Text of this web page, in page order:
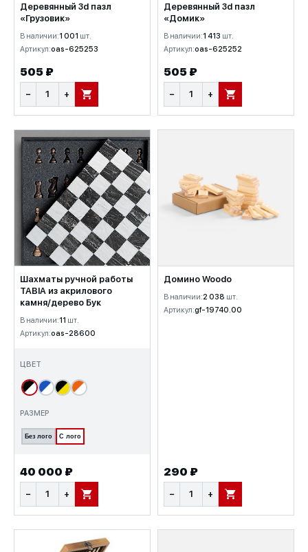
Деревянный 3d пазл
«Грузовик»
В наличии:1 001 шт.
Артикул:oas-625253
505 ₽
− + В КОРЗИНУ
Деревянный 3d пазл
«Домик»
В наличии:1 413 шт.
Артикул:oas-625252
505 ₽
− + В КОРЗИНУ
Шахматы ручной работы
TABIA из акрилового
камня/дерево Бук
В наличии:11 шт.
Артикул:oas-28600
ЦВЕТ
РАЗМЕР
Без лого С лого
40 000 ₽
− + В КОРЗИНУ
Домино Woodo
В наличии:2 038 шт.
Артикул:gf-19740.00
290 ₽
− + В КОРЗИНУ